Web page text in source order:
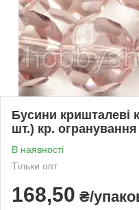
Бусини кришталеві
шт.) кр. огранування
В наявності
Тільки опт
168,50 ₴/